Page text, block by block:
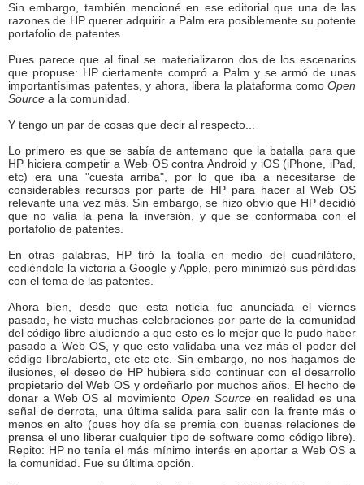
Sin embargo, también mencioné en ese editorial que una de las
razones de HP querer adquirir a Palm era posiblemente su potente
portafolio de patentes.
Pues parece que al final se materializaron dos de los escenarios
que propuse: HP ciertamente compró a Palm y se armó de unas
importantísimas patentes, y ahora, libera la plataforma como Open
Source a la comunidad.
Y tengo un par de cosas que decir al respecto...
Lo primero es que se sabía de antemano que la batalla para que
HP hiciera competir a Web OS contra Android y iOS (iPhone, iPad,
etc) era una "cuesta arriba", por lo que iba a necesitarse de
considerables recursos por parte de HP para hacer al Web OS
relevante una vez más. Sin embargo, se hizo obvio que HP decidió
que no valía la pena la inversión, y que se conformaba con el
portafolio de patentes.
En otras palabras, HP tiró la toalla en medio del cuadrilátero,
cediéndole la victoria a Google y Apple, pero minimizó sus pérdidas
con el tema de las patentes.
Ahora bien, desde que esta noticia fue anunciada el viernes
pasado, he visto muchas celebraciones por parte de la comunidad
del código libre aludiendo a que esto es lo mejor que le pudo haber
pasado a Web OS, y que esto validaba una vez más el poder del
código libre/abierto, etc etc etc. Sin embargo, no nos hagamos de
ilusiones, el deseo de HP hubiera sido continuar con el desarrollo
propietario del Web OS y ordeñarlo por muchos años. El hecho de
donar a Web OS al movimiento Open Sourceen realidad es una
señal de derrota, una última salida para salir con la frente más o
menos en alto (pues hoy día se premia con buenas relaciones de
prensa el uno liberar cualquier tipo de software como código libre).
Repito: HP no tenía el más mínimo interés en aportar a Web OS a
la comunidad. Fue su última opción.